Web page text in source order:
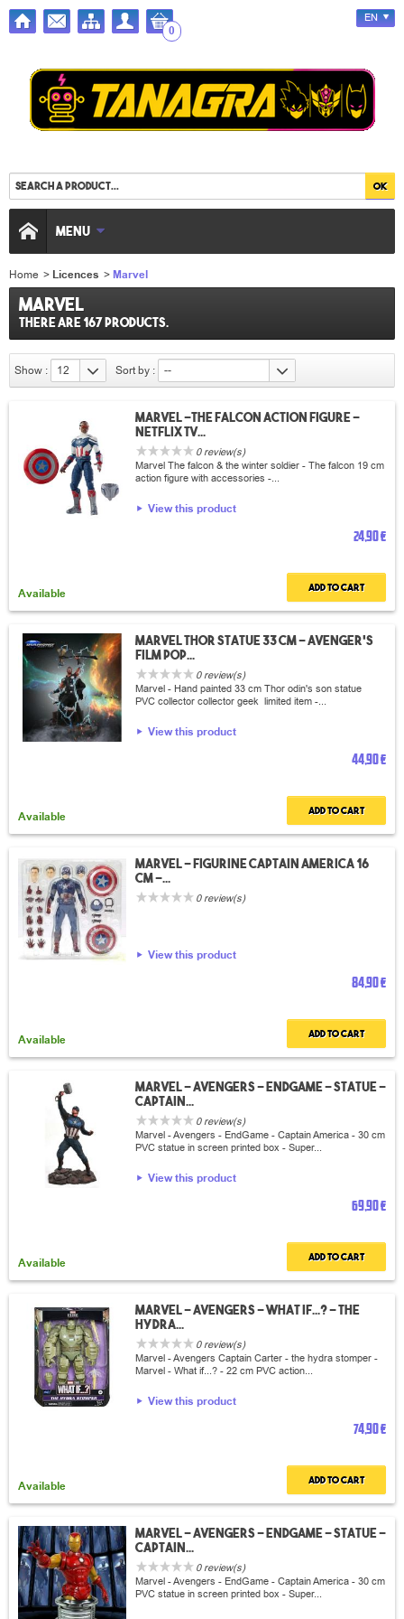
0
EN
MENU
Home > Licences >Marvel
Marvel
There are 167 products.
Show : 12 Sort by : --
Marvel -The falcon Action figure -
Netflix TV...
0 review(s)
Marvel The falcon & the winter soldier - The falcon 19 cm
action figure with accessories -...
View this product
24,90 €
Available Add to cart
Marvel Thor statue 33 cm - Avenger's
film pop...
0 review(s)
Marvel - Hand painted 33 cm Thor odin's son statue
PVC collector collector geek limited item -...
View this product
44,90 €
Available Add to cart
Marvel - Figurine Captain America 16
cm -...
0 review(s)
View this product
84,90 €
Available Add to cart
Marvel - Avengers - EndGame - Statue -
Captain...
0 review(s)
Marvel - Avengers - EndGame - Captain America - 30 cm
PVC statue in screen printed box - Super...
View this product
69,90 €
Available Add to cart
Marvel - Avengers - What if...? - the
hydra...
0 review(s)
Marvel - Avengers Captain Carter - the hydra stomper -
Marvel - What if...? - 22 cm PVC action...
View this product
74,90 €
Available Add to cart
Marvel - Avengers - EndGame - Statue -
Captain...
0 review(s)
Marvel - Avengers - EndGame - Captain America - 30 cm
PVC statue in screen printed box - Super...